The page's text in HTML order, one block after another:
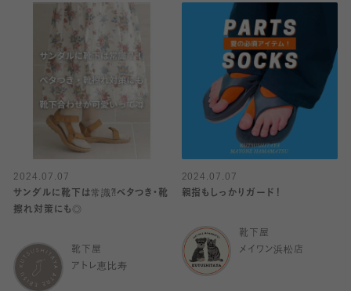
2024.07.07
サンダルに靴下は常識⁈ベタつき・靴
擦れ対策にも◎
靴下屋
アトレ恵比寿
2024.07.07
親指もしっかりガード！
靴下屋
メイワン浜松店